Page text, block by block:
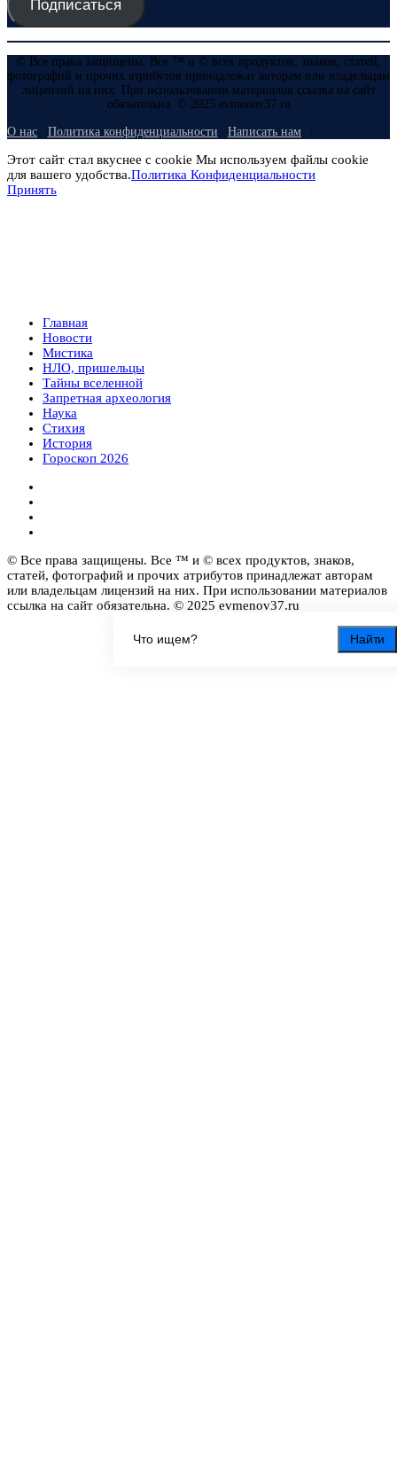
Найти
Подписаться
© Все права защищены. Все ™ и © всех продуктов, знаков, статей,
фотографий и прочих атрибутов принадлежат авторам или владельцам
лицензий на них. При использовании материалов ссылка на сайт
обязательна. © 2025 evmenov37.ru
О нас Политика конфиденциальности Написать нам
Этот сайт стал вкуснее с cookie Мы используем файлы cookie
для вашего удобства.Политика Конфиденциальности
Принять
Главная
Новости
Мистика
НЛО, пришельцы
Тайны вселенной
Запретная археология
Наука
Стихия
История
Гороскоп 2026
© Все права защищены. Все ™ и © всех продуктов, знаков,
статей, фотографий и прочих атрибутов принадлежат авторам
или владельцам лицензий на них. При использовании материалов
ссылка на сайт обязательна. © 2025 evmenov37.ru